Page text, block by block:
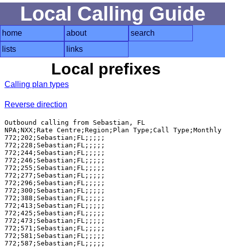
Local Calling Guide
home about
search
lists
links
Local prefixes
Calling plan types
Reverse direction
Outbound calling from Sebastian, FL
NPA;NXX;Rate Centre;Region;Plan Type;Call
772;202;Sebastian;FL;;;;;
772;228;Sebastian;FL;;;;;
772;244;Sebastian;FL;;;;;
772;246;Sebastian;FL;;;;;
772;255;Sebastian;FL;;;;;
772;277;Sebastian;FL;;;;;
772;296;Sebastian;FL;;;;;
772;300;Sebastian;FL;;;;;
772;388;Sebastian;FL;;;;;
772;413;Sebastian;FL;;;;;
772;425;Sebastian;FL;;;;;
772;473;Sebastian;FL;;;;;
772;571;Sebastian;FL;;;;;
772;581;Sebastian;FL;;;;;
772;587;Sebastian;FL;;;;;